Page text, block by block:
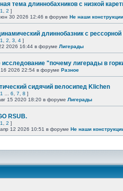
тема длиннобахников с низкой
1 2 ]
30 2026 12:46 в форуме Не наши
длиннобазник с рессорной
1 2 3 4 ]
2026 16:44 в форуме Лигерады
исследование "почему лигерады в
2026 22:54 в форуме Разное
сидячий велосипед Klichen
1 6 7 8 ]
15 2020 18:20 в форуме Лигерады
RSUB.
1 2 ]
12 2026 10:51 в форуме Не наши